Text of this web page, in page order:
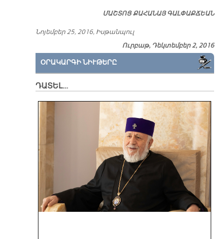
ՄԱՇ­ՏՈՑ ՔԱ­ՀԱ­ՆԱՅ ԳԱԼ­ՓԱՔ­ՃԵԱՆ
Նո­յեմ­բեր 25, 2016, Իս­թան­պուլ
Ուրբաթ, Դեկտեմբեր 2, 2016
ՕՐԱԿԱՐԳԻ ՆԻՒԹԵՐԸ
ԴԱՏԵԼ…